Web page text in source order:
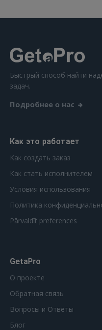
Ещё не
Быстрый способ найти
задач.
Подробнее о нас
Как это работает
Как создать заказ
Как стать исполнителем
Условия использования
Политика
Pārvaldīt preferences
GetaPro
О проекте
Обратная связь
Вопросы и Ответы
Блог